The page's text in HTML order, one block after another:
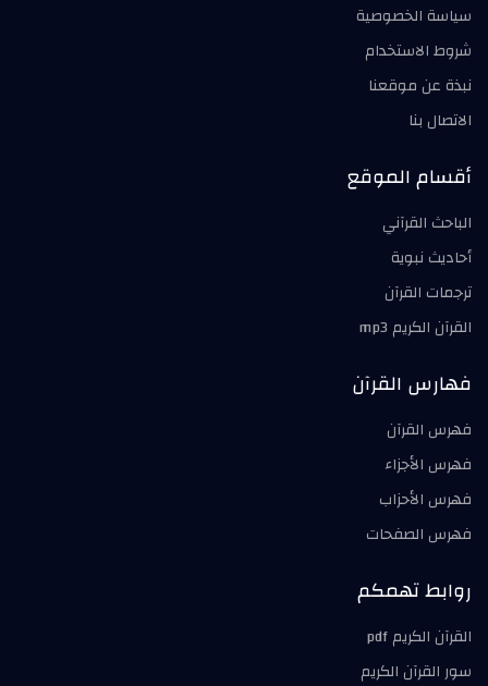
سياسة الخصوصية
شروط الاستخدام
نبذة عن موقعنا
الاتصال بنا
أقسام الموقع
الباحث القرآني
أحاديث نبوية
ترجمات القرآن
القرآن الكريم mp3
فهارس القرآن
فهرس القرآن
فهرس الأجزاء
فهرس الأحزاب
فهرس الصفحات
روابط تهمكم
القرآن الكريم pdf
سور القرآن الكريم